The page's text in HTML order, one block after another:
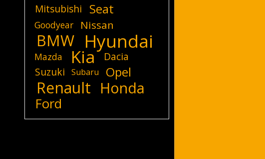
Mitsubishi Seat
Goodyear Nissan
BMW Hyundai
Mazda Kia
Dacia
Suzuki
Subaru Opel
Renault Honda
Ford